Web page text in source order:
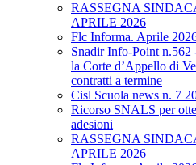
RASSEGNA
APRILE 2026
Flc Informa. Aprile
Snadir Info-Point
la Corte d’Appello di
contratti a termine
Cisl Scuola news n. 7
Ricorso SNALS per
adesioni
RASSEGNA
APRILE 2026